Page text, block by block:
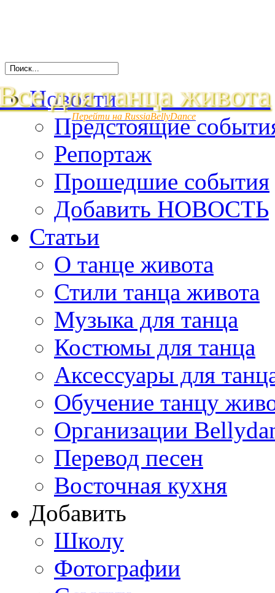
для танца живота
Перейти на RussiaBellyDance
Новости
Предстоящие
Репортаж
Прошедшие события
Добавить НОВОСТЬ
Статьи
О танце живота
Стили танца живота
Музыка для танца
Костюмы для танца
Аксессуары для
Обучение танцу
Организации
Перевод песен
Восточная кухня
Добавить
Школу
Фотографии